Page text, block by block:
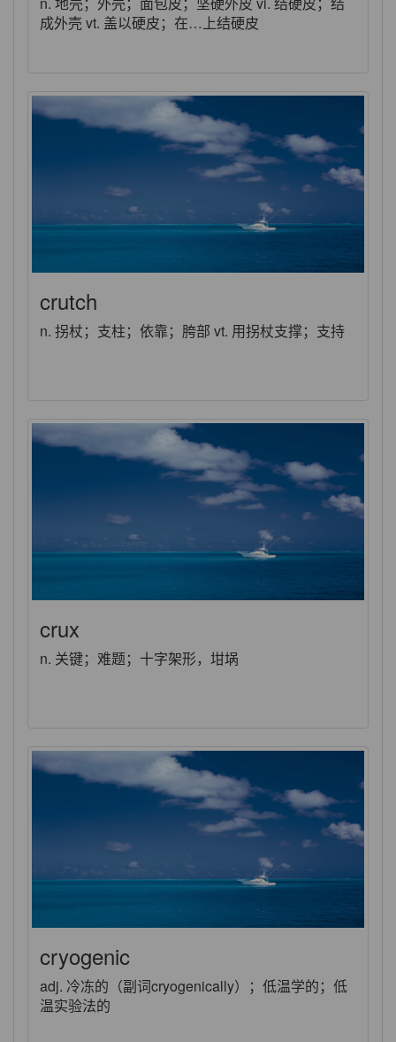
成外壳 vt. 盖以硬皮；在…上结硬皮
crutch
n. 拐杖；支柱；依靠；胯部 vt. 用拐杖支撑；支持
crux
n. 关键；难题；十字架形，坩埚
cryogenic
adj. 冷冻的（副词cryogenically）；低温学的；低
温实验法的